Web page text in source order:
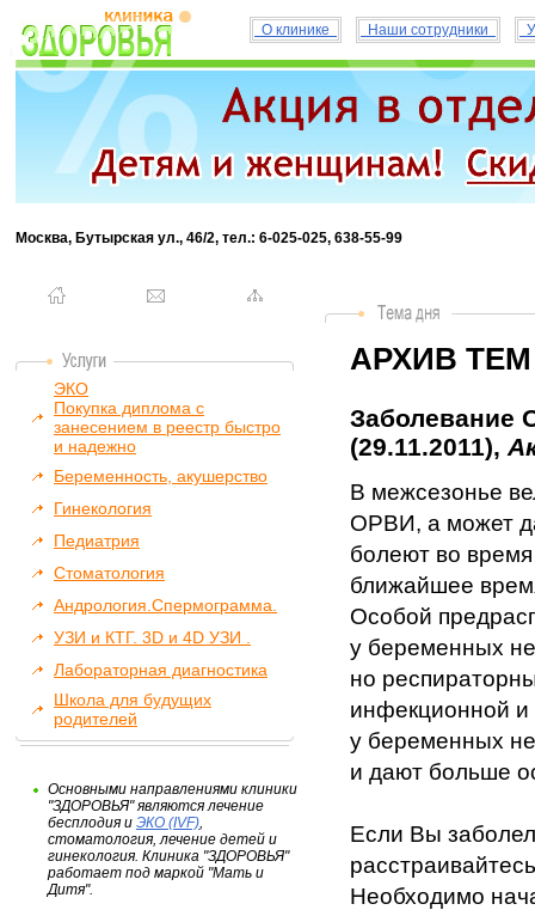
О клинике Наши сотрудники
Москва, Бутырская ул., 46/2, тел.: 6-025-025, 638-55-99
ЭКО
Покупка диплома с
занесением в реестр быстро
и надежно
Беременность, акушерство
Гинекология
Педиатрия
Стоматология
Андрология.Спермограмма.
УЗИ и КТГ. 3D и 4D УЗИ .
Лабораторная диагностика
Школа для будущих
родителей
Основными направлениями клиники
"ЗДОРОВЬЯ" являются лечение
бесплодия и ЭКО (IVF),
стоматология, лечение детей и
гинекология. Клиника "ЗДОРОВЬЯ"
работает под маркой "Мать и
Дитя".
АРХИВ ТЕМ
Заболевание
(29.11.2011),
В межсезонье
ОРВИ, а может
болеют во
ближайшее
Особой
у беременных
но
инфекционной
у беременных
и дают больше
Если Вы
Необходимо